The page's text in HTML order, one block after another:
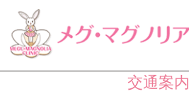
交通案内